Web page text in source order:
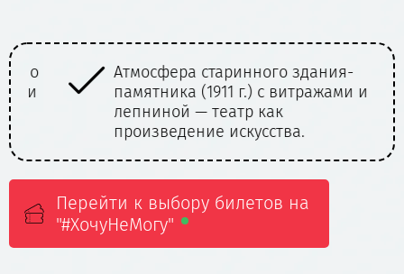
Атмосфера старинного здания-
памятника (1911 г.) с витражами и
лепниной — театр как
произведение искусства.
Перейти к выбору билетов на
"#ХочуНеМогу"